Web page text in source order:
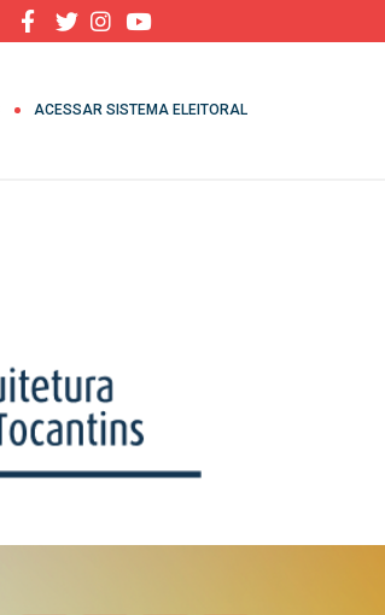
ACESSAR SISTEMA ELEITORAL